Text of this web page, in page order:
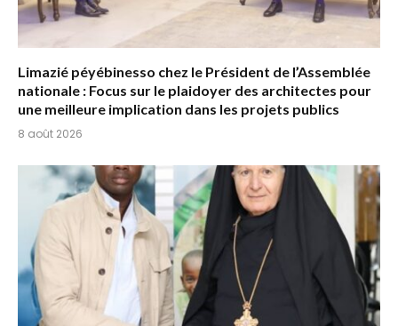
Limazié péyébinesso chez le Président de l’Assemblée
nationale : Focus sur le plaidoyer des architectes pour
une meilleure implication dans les projets publics
8 août 2026